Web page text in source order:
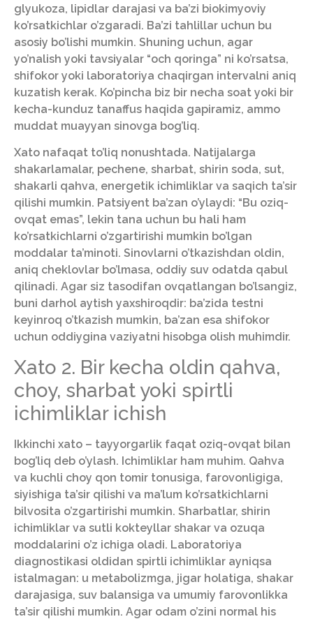
glyukoza, lipidlar darajasi va ba’zi biokimyoviy
ko’rsatkichlar o’zgaradi. Ba’zi tahlillar uchun bu
asosiy bo’lishi mumkin. Shuning uchun, agar
yo’nalish yoki tavsiyalar “och qoringa” ni ko’rsatsa,
shifokor yoki laboratoriya chaqirgan intervalni aniq
kuzatish kerak. Ko’pincha biz bir necha soat yoki bir
kecha-kunduz tanaffus haqida gapiramiz, ammo
muddat muayyan sinovga bog’liq.
Xato nafaqat to’liq nonushtada. Natijalarga
shakarlamalar, pechene, sharbat, shirin soda, sut,
shakarli qahva, energetik ichimliklar va saqich ta’sir
qilishi mumkin. Patsiyent ba’zan o’ylaydi: “Bu oziq-
ovqat emas”, lekin tana uchun bu hali ham
ko’rsatkichlarni o’zgartirishi mumkin bo’lgan
moddalar ta’minoti. Sinovlarni o’tkazishdan oldin,
aniq cheklovlar bo’lmasa, oddiy suv odatda qabul
qilinadi. Agar siz tasodifan ovqatlangan bo’lsangiz,
buni darhol aytish yaxshiroqdir: ba’zida testni
keyinroq o’tkazish mumkin, ba’zan esa shifokor
uchun oddiygina vaziyatni hisobga olish muhimdir.
Xato 2. Bir kecha oldin qahva,
choy, sharbat yoki spirtli
ichimliklar ichish
Ikkinchi xato – tayyorgarlik faqat oziq-ovqat bilan
bog’liq deb o’ylash. Ichimliklar ham muhim. Qahva
va kuchli choy qon tomir tonusiga, farovonligiga,
siyishiga ta’sir qilishi va ma’lum ko’rsatkichlarni
bilvosita o’zgartirishi mumkin. Sharbatlar, shirin
ichimliklar va sutli kokteyllar shakar va ozuqa
moddalarini o’z ichiga oladi. Laboratoriya
diagnostikasi oldidan spirtli ichimliklar ayniqsa
istalmagan: u metabolizmga, jigar holatiga, shakar
darajasiga, suv balansiga va umumiy farovonlikka
ta’sir qilishi mumkin. Agar odam o’zini normal his